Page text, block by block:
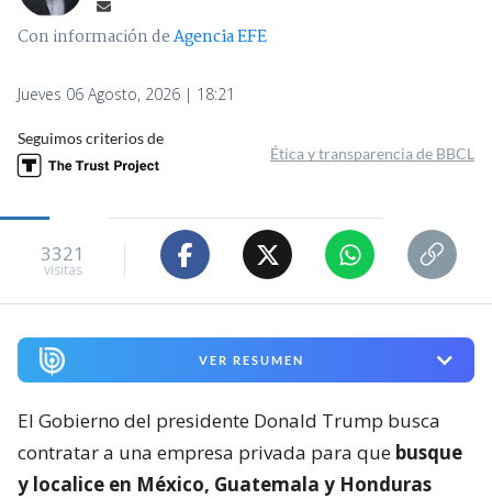
Con información deAgencia EFE
Jueves 06 Agosto, 2026 | 18:21
Seguimos criterios de
Ética y transparencia de BBCL
3321
visitas
VER RESUMEN
El Gobierno del presidente Donald Trump busca
contratar a una empresa privada para que busque
y localice en México, Guatemala y Honduras